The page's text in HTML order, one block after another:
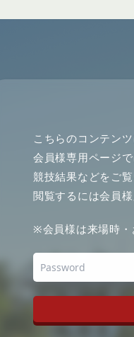
こちらのコンテン
会員様専用ページ
競技結果などをご覧
閲覧するには会員
※会員様は来場時・